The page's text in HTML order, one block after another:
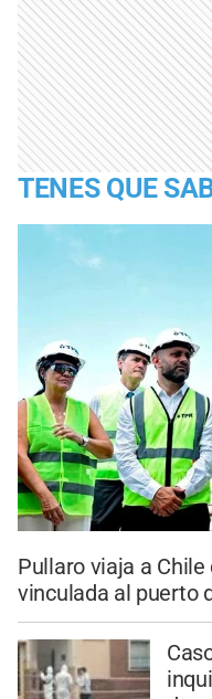
TENES QUE
Pullaro viaja a
vinculada al puerto